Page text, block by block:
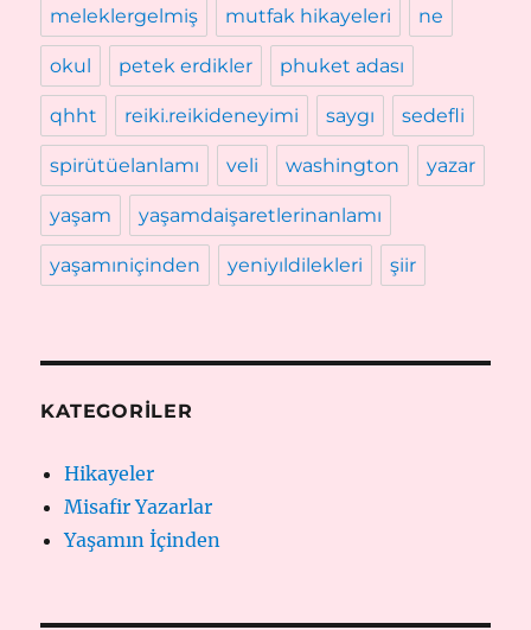
meleklergelmiş mutfak hikayeleri ne
okul petek erdikler phuket adası
qhht reiki.reikideneyimi saygı sedefli
spirütüelanlamı veli washington yazar
yaşam yaşamdaişaretlerinanlamı
yaşamıniçinden yeniyıldilekleri şiir
KATEGORILER
Hikayeler
Misafir Yazarlar
Yaşamın İçinden